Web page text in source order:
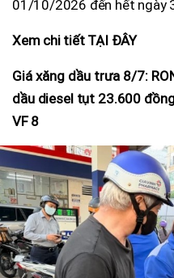
01/10/2026 đến hết ngày
Xem chi tiết TẠI ĐÂY
Giá xăng dầu trưa 8/7:
dầu diesel tụt 23.600
VF 8